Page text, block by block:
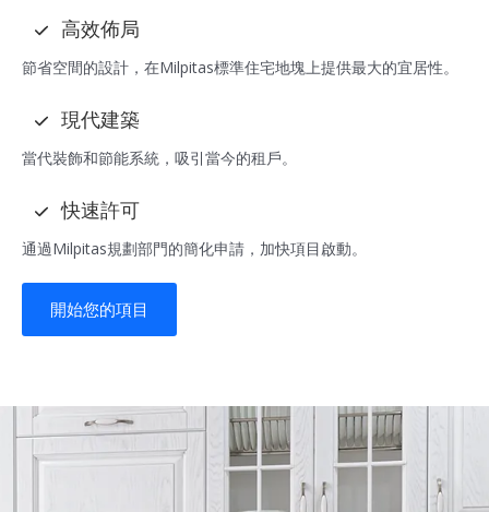
高效佈局
節省空間的設計，在Milpitas標準住宅地塊上提供最大的宜居性。
現代建築
當代裝飾和節能系統，吸引當今的租戶。
快速許可
通過Milpitas規劃部門的簡化申請，加快項目啟動。
開始您的項目